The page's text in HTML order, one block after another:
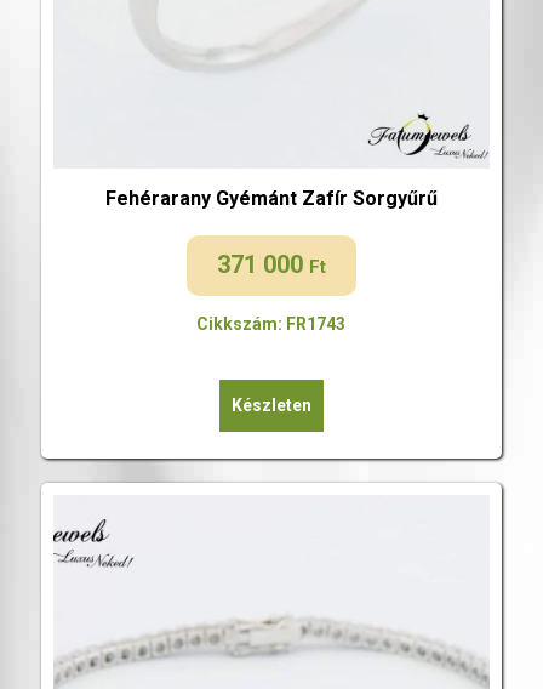
Fehérarany Gyémánt Zafír Sorgyűrű
371 000 Ft
Cikkszám: FR1743
Készleten